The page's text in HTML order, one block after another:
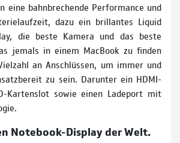
eine bahnbrechende Performance und
dazu ein brillantes Liquid
die beste Kamera und das beste
jemals in einem MacBook zu finden
an Anschlüssen, um immer und
zu sein. Darunter ein HDMI-
Kartenslot sowie einen Ladeport mit
Notebook-Display der Welt.